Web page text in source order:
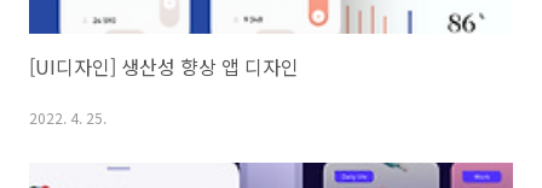
[UI디자인] 생산성 향상 앱 디자인
2022. 4. 25.